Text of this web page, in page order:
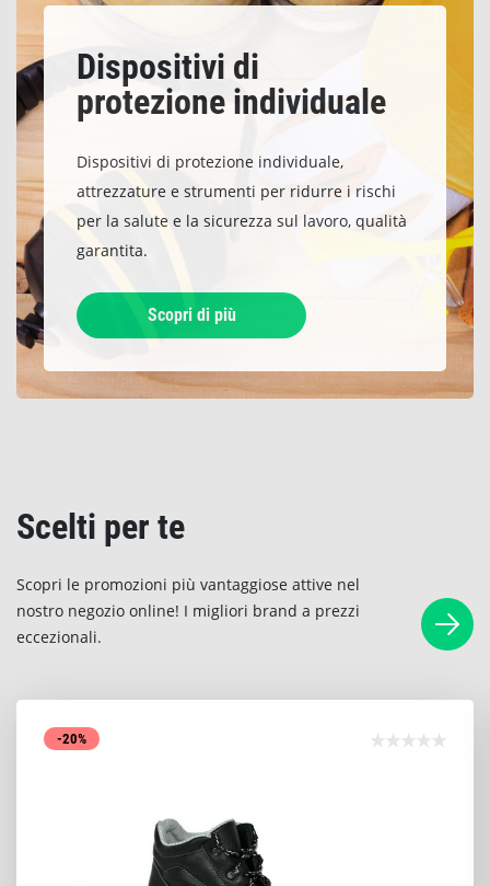
Dispositivi di
protezione individuale
Dispositivi di protezione individuale,
attrezzature e strumenti per ridurre i rischi
per la salute e la sicurezza sul lavoro, qualità
garantita.
Scopri di più
Scelti per te
Scopri le promozioni più vantaggiose attive nel
nostro negozio online! I migliori brand a prezzi
eccezionali.
-20%